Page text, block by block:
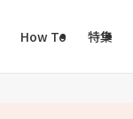
How To 特集